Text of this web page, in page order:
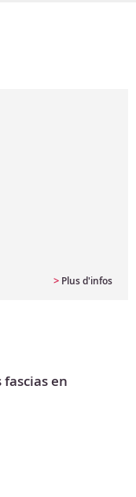
> Plus d'infos
fascias en